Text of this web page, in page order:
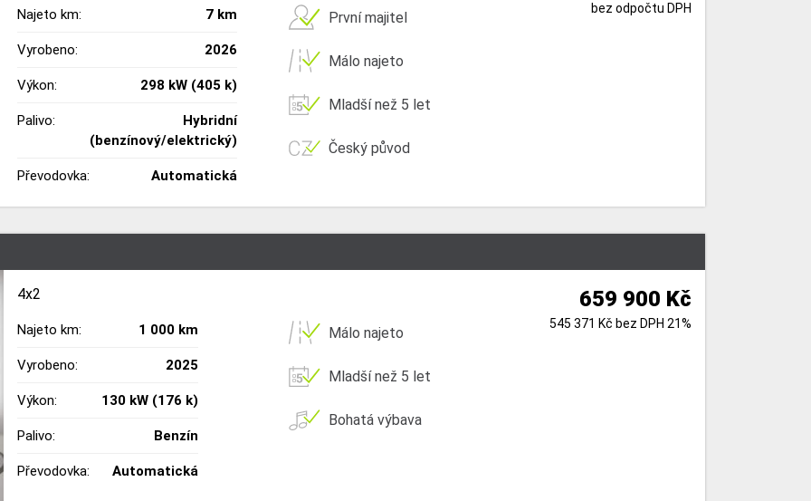
Najeto km: 7 km
Vyrobeno: 2026
Výkon: 298 kW (405 k)
Palivo:
Hybridní
(benzínový/elektrický)
Převodovka: Automatická
První majitel
Málo najeto
Mladší než 5 let
Český původ
bez odpočtu DPH
4x2
Najeto km: 1 000 km
Vyrobeno: 2025
Výkon: 130 kW (176 k)
Palivo: Benzín
Převodovka: Automatická
Málo najeto
Mladší než 5 let
Bohatá výbava
659 900 Kč
545 371 Kč bez DPH 21%